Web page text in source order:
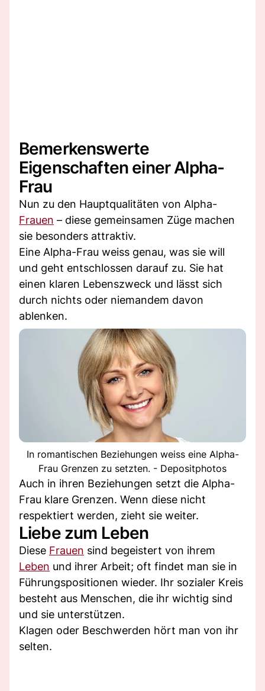
Bemerkenswerte
Eigenschaften einer Alpha-
Frau
Nun zu den Hauptqualitäten von Alpha-
Frauen – diese gemeinsamen Züge machen
sie besonders attraktiv.
Eine Alpha-Frau weiss genau, was sie will
und geht entschlossen darauf zu. Sie hat
einen klaren Lebenszweck und lässt sich
durch nichts oder niemandem davon
ablenken.
In romantischen Beziehungen weiss eine Alpha-
Frau Grenzen zu setzten. - Depositphotos
Auch in ihren Beziehungen setzt die Alpha-
Frau klare Grenzen. Wenn diese nicht
respektiert werden, zieht sie weiter.
Liebe zum Leben
Diese Frauen sind begeistert von ihrem
Leben und ihrer Arbeit; oft findet man sie in
Führungspositionen wieder. Ihr sozialer Kreis
besteht aus Menschen, die ihr wichtig sind
und sie unterstützen.
Klagen oder Beschwerden hört man von ihr
selten.